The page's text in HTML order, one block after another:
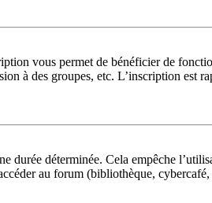
vous permet de bénéficier de
à des groupes, etc. L’inscription est
durée déterminée. Cela empêche
au forum (bibliothèque,